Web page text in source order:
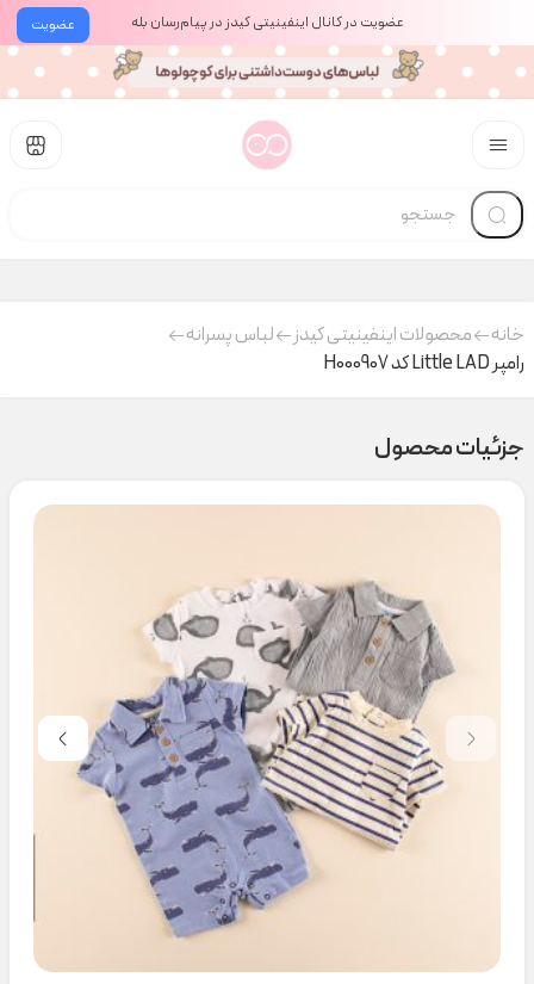
عضویت عضویت در کانال اینفینیتی کیدز در پیام‌رسان بله
خانه محصولات اینفینیتی کیدز
لباس پسرانه
رامپر Little LAD کد H000907
جزئیات محصول